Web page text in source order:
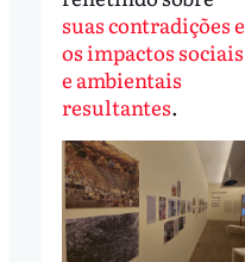
suas contradições e
os impactos sociais
e ambientais
resultantes.